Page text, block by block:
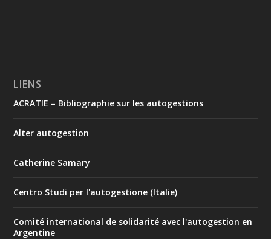
LIENS
ACRATIE – Bibliographie sur les autogestions
Alter autogestion
Catherine Samary
Centro Studi per l'autogestione (Italie)
Comité international de solidarité avec l'autogestion en
Argentine